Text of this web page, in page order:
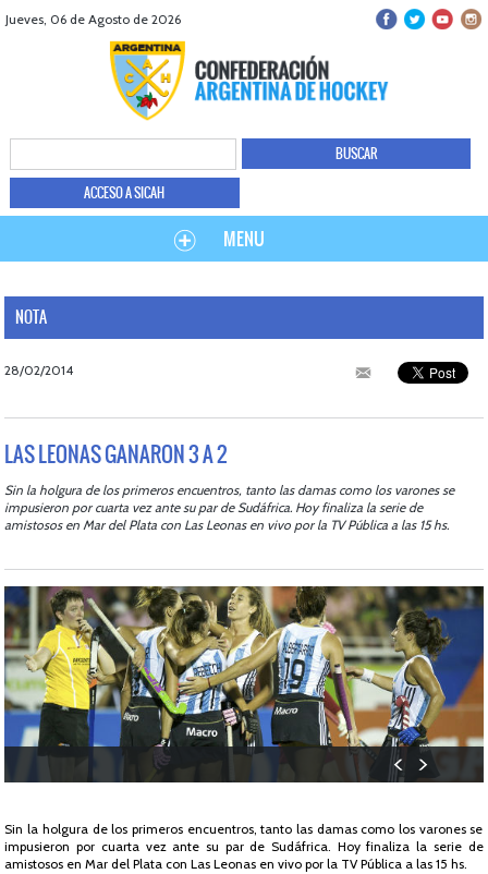
Jueves, 06 de Agosto de 2026
ACCESO A SICAH
MENU
NOTA
28/02/2014
LAS LEONAS GANARON 3 A 2
Sin la holgura de los primeros encuentros, tanto las damas como los varones se
impusieron por cuarta vez ante su par de Sudáfrica. Hoy finaliza la serie de
amistosos en Mar del Plata con Las Leonas en vivo por la TV Pública a las 15 hs.
Sin la holgura de los primeros encuentros, tanto las damas como los varones se
impusieron por cuarta vez ante su par de Sudáfrica. Hoy finaliza la serie de
amistosos en Mar del Plata con Las Leonas en vivo por la TV Pública a las 15 hs.